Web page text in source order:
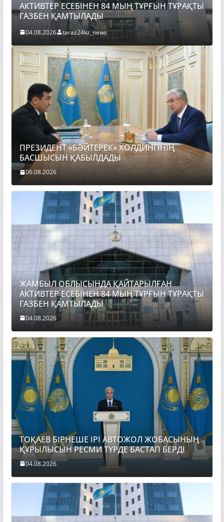
АКТИВТЕР ЕСЕБІНЕН 84 МЫҢ ТҰРҒЫН ТҰРАҚТЫ
ГАЗБЕН ҚАМТЫЛАДЫ
04.08.2026 taraz24kz_news
ПРЕЗИДЕНТ «БӘЙТЕРЕК» ХОЛДИНГІНІҢ
БАСШЫСЫН ҚАБЫЛДАДЫ
06.08.2026
ЖАМБЫЛ ОБЛЫСЫНДА ҚАЙТАРЫЛҒАН
АКТИВТЕР ЕСЕБІНЕН 84 МЫҢ ТҰРҒЫН ТҰРАҚТЫ
ГАЗБЕН ҚАМТЫЛАДЫ
04.08.2026
ТОҚАЕВ БІРНЕШЕ ІРІ АВТОЖОЛ ЖОБАСЫНЫҢ
ҚҰРЫЛЫСЫН РЕСМИ ТҮРДЕ БАСТАП БЕРДІ
04.08.2026